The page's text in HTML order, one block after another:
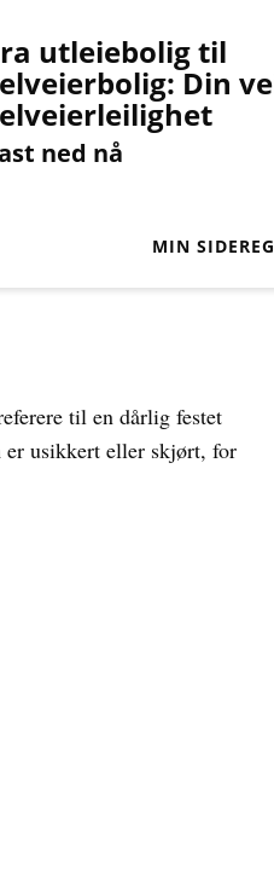
utleiebolig til
Din
ned nå
MIN SIDE
til en dårlig festet
er usikkert eller skjørt, for